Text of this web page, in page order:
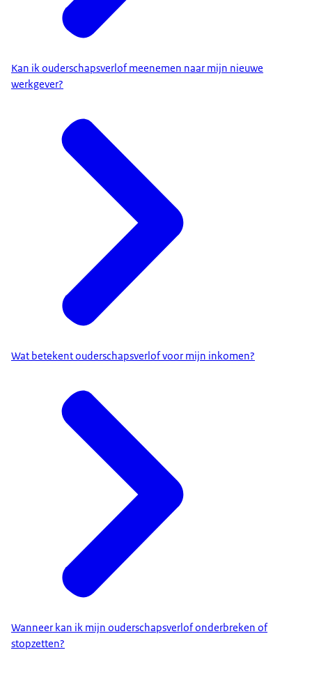
Kan ik ouderschapsverlof meenemen naar mijn nieuwe
werkgever?
Wat betekent ouderschapsverlof voor mijn inkomen?
Wanneer kan ik mijn ouderschapsverlof onderbreken of
stopzetten?